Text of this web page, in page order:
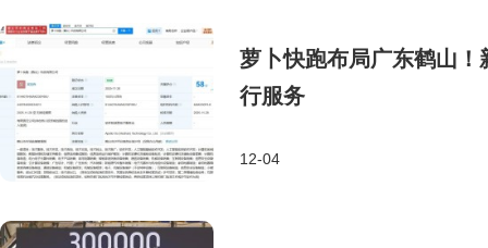
萝卜快跑布局广东鹤山
行服务
12-04